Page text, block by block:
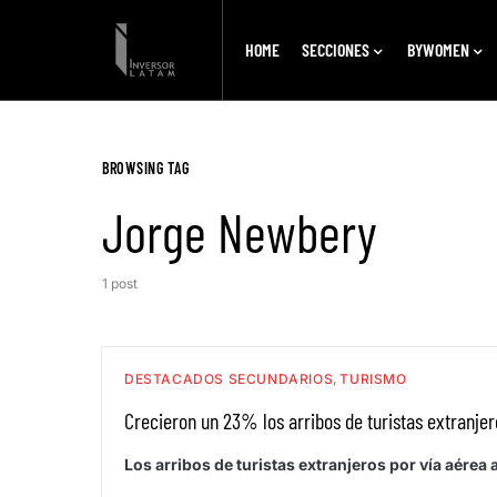
HOME SECCIONES BYWOMEN
BROWSING TAG
Jorge Newbery
1 post
DESTACADOS SECUNDARIOS TURISMO
Crecieron un 23% los arribos de turistas
Los arribos de turistas extranjeros por vía